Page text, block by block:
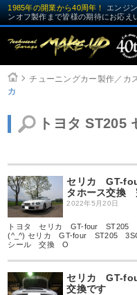
1985年の開業から40周年！
エンジ
ンオフ製作まで皆様の期待にお応え
チューニングカー製作／カ
カ
トヨタ ST205
セリカ GT-
タホース交換
2022年5月20日
トヨタ セリカ GT-four ST205
(^_^) セリカ GT-four ST205
シール 交換 O
セリカ GT-
交換です